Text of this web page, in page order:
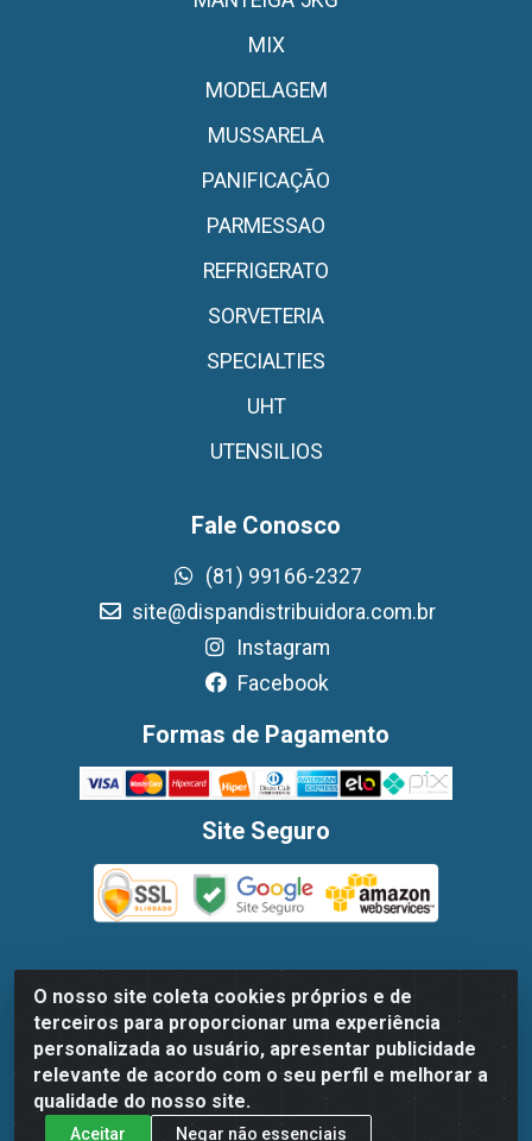
O nosso site coleta cookies próprios e de
terceiros para proporcionar uma experiência
personalizada ao usuário, apresentar publicidade
relevante de acordo com o seu perfil e melhorar a
qualidade do nosso site.
Aceitar Negar não essenciais
MIX
MODELAGEM
MUSSARELA
PANIFICAÇÃO
PARMESSAO
REFRIGERATO
SORVETERIA
SPECIALTIES
UHT
UTENSILIOS
Fale Conosco
(81) 99166-2327
site@dispandistribuidora.com.br
Instagram
Facebook
Formas de Pagamento
Site Seguro
Dispan Distribuidora de Alimentos LTDA - Avenida Marechal
Mascarenhas De Moraes, 1048- Imbiribeira, Recife/PE - CEP
51.170-000 - CNPJ 30.779.584/0003-78